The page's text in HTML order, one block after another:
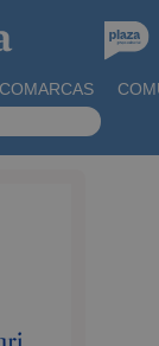
COMARCAS